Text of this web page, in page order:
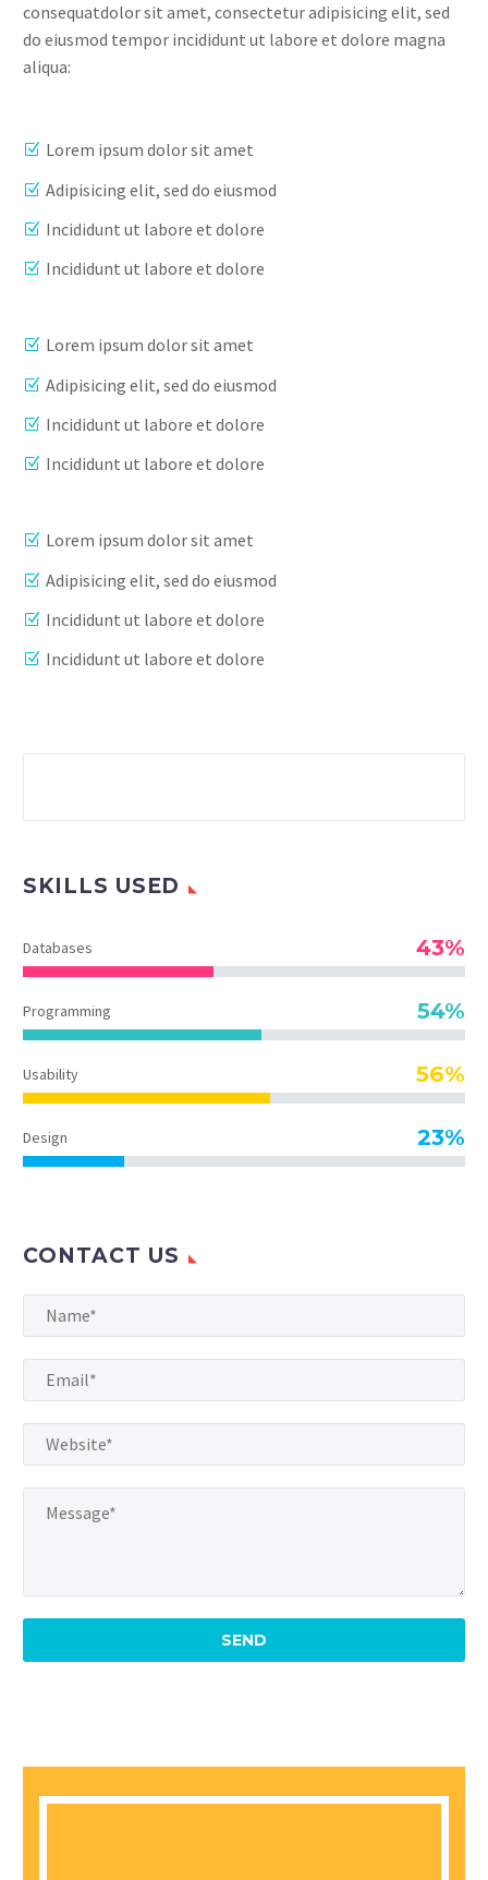
consequatdolor sit amet, consectetur adipisicing elit, sed
do eiusmod tempor incididunt ut labore et dolore magna
aliqua:
Lorem ipsum dolor sit amet
Adipisicing elit, sed do eiusmod
Incididunt ut labore et dolore
Incididunt ut labore et dolore
Lorem ipsum dolor sit amet
Adipisicing elit, sed do eiusmod
Incididunt ut labore et dolore
Incididunt ut labore et dolore
Lorem ipsum dolor sit amet
Adipisicing elit, sed do eiusmod
Incididunt ut labore et dolore
Incididunt ut labore et dolore
SKILLS USED
Databases 43%
Programming 54%
Usability 56%
Design 23%
CONTACT US